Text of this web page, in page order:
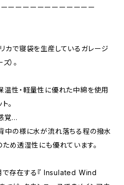
ーーーーーーーーーーーー
カで寝袋を生産しているガレージ
）。
温性・軽量性に優れた中綿を使用
。
覚…
中の様に水が流れ落ちる程の撥水
ため透湿性にも優れています。
で存在する『 Insulated Wind